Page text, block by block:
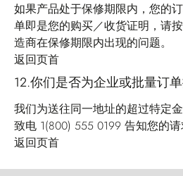
如果产品处于保修期限内，您的
单即是您的购买／收货证明，请
造商在保修期限内出现的问题。
返回页首
12.你们是否为企业或批量订
我们为送往同一地址的超过特定
致电 1(800) 555 0199 告知您的
返回页首